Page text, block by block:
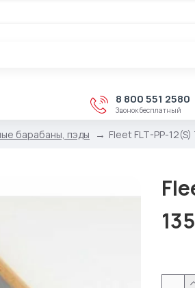
8 800 551 2580
Звонок бесплатный
барабаны, пэды Fleet FLT-PP-